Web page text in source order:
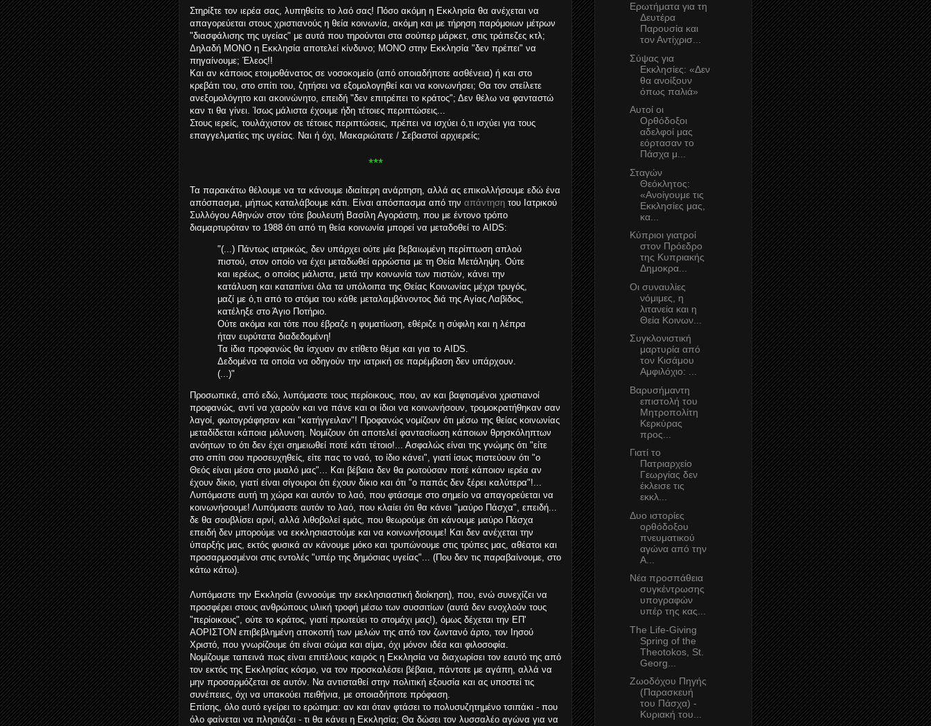
Στηρίξτε τον ιερέα σας, λυπηθείτε το λαό σας! Πόσο ακόμη η Εκκλησία θα ανέχεται να
απαγορεύεται στους χριστιανούς η θεία κοινωνία, ακόμη και με τήρηση παρόμοιων μέτρων
"διασφάλισης της υγείας" με αυτά που τηρούνται στα σούπερ μάρκετ, στις τράπεζες κτλ;
Δηλαδή ΜΟΝΟ η Εκκλησία αποτελεί κίνδυνο; ΜΟΝΟ στην Εκκλησία "δεν πρέπει" να
πηγαίνουμε; Έλεος!!
Και αν κάποιος ετοιμοθάνατος σε νοσοκομείο (από οποιαδήποτε ασθένεια) ή και στο
κρεβάτι του, στο σπίτι του, ζητήσει να εξομολογηθεί και να κοινωνήσει; Θα τον στείλετε
ανεξομολόγητο και ακοινώνητο, επειδή "δεν επιτρέπει το κράτος"; Δεν θέλω να φανταστώ
καν τι θα γίνει. Ίσως μάλιστα έχουμε ήδη τέτοιες περιπτώσεις...
Στους ιερείς, τουλάχιστον σε τέτοιες περιπτώσεις, πρέπει να ισχύει ό,τι ισχύει για τους
επαγγελματίες της υγείας. Ναι ή όχι, Μακαριώτατε / Σεβαστοί αρχιερείς;
***
Τα παρακάτω θέλουμε να τα κάνουμε ιδιαίτερη ανάρτηση, αλλά ας επικολλήσουμε εδώ ένα
απόσπασμα, μήπως καταλάβουμε κάτι. Είναι απόσπασμα από την απάντηση του Ιατρικού
Συλλόγου Αθηνών στον τότε βουλευτή Βασίλη Αγοράστη, που με έντονο τρόπο
διαμαρτυρόταν το 1988 ότι από τη θεία κοινωνία μπορεί να μεταδοθεί το AIDS:
"(...) Πάντως ιατρικώς, δεν υπάρχει ούτε μία βεβαιωμένη περίπτωση απλού
πιστού, στον οποίο να έχει μεταδωθεί αρρώστια με τη Θεία Μετάληψη. Ούτε
και ιερέως, ο οποίος μάλιστα, μετά την κοινωνία των πιστών, κάνει την
κατάλυση και καταπίνει όλα τα υπόλοιπα της Θείας Κοινωνίας μέχρι τρυγός,
μαζί με ό,τι από το στόμα του κάθε μεταλαμβάνοντος διά της Αγίας Λαβίδος,
κατέληξε στο Άγιο Ποτήριο.
Ούτε ακόμα και τότε που έβραζε η φυματίωση, εθέριζε η σύφιλη και η λέπρα
ήταν ευρύτατα διαδεδομένη!
Τα ίδια προφανώς θα ίσχυαν αν ετίθετο θέμα και για το AIDS.
Δεδομένα τα οποία να οδηγούν την ιατρική σε παρέμβαση δεν υπάρχουν.
(...)"
Προσωπικά, από εδώ, λυπόμαστε τους περίοικους, που, αν και βαφτισμένοι χριστιανοί
προφανώς, αντί να χαρούν και να πάνε και οι ίδιοι να κοινωνήσουν, τρομοκρατήθηκαν σαν
λαγοί, φωτογράφησαν και "κατήγγειλαν"! Προφανώς νομίζουν ότι μέσω της θείας κοινωνίας
μεταδίδεται κάποια μόλυνση. Νομίζουν ότι αποτελεί φαντασίωση κάποιων θρησκόληπτων
ανόητων το ότι δεν έχει σημειωθεί ποτέ κάτι τέτοιο!... Ασφαλώς είναι της γνώμης ότι "είτε
στο σπίτι σου προσευχηθείς, είτε πας το ναό, το ίδιο κάνει", γιατί ίσως πιστεύουν ότι "ο
Θεός είναι μέσα στο μυαλό μας"... Και βέβαια δεν θα ρωτούσαν ποτέ κάποιον ιερέα αν
έχουν δίκιο, γιατί είναι σίγουροι ότι έχουν δίκιο και ότι "ο παπάς δεν ξέρει καλύτερα"!...
Λυπόμαστε αυτή τη χώρα και αυτόν το λαό, που φτάσαμε στο σημείο να απαγορεύεται να
κοινωνήσουμε! Λυπόμαστε αυτόν το λαό, που κλαίει ότι θα κάνει "μαύρο Πάσχα", επειδή...
δε θα σουβλίσει αρνί, αλλά λιθοβολεί εμάς, που θεωρούμε ότι κάνουμε μαύρο Πάσχα
επειδή δεν μπορούμε να εκκλησιαστούμε και να κοινωνήσουμε! Και δεν ανέχεται την
ύπαρξής μας, εκτός φυσικά αν κάνουμε μόκο και τρυπώνουμε στις τρύπες μας, αθέατοι και
προσαρμοσμένοι στις εντολές "υπέρ της δημόσιας υγείας"... (Που δεν τις παραβαίνουμε, στο
κάτω κάτω).
Λυπόμαστε την Εκκλησία (εννοούμε την εκκλησιαστική διοίκηση), που, ενώ συνεχίζει να
προσφέρει στους ανθρώπους υλική τροφή μέσω των συσσιτίων (αυτά δεν ενοχλούν τους
"περίοικους", ούτε το κράτος, γιατί πρωτεύει το στομάχι μας!), όμως δέχεται την ΕΠ'
ΑΟΡΙΣΤΟΝ επιβεβλημένη αποκοπή των μελών της από τον ζωντανό άρτο, τον Ιησού
Χριστό, που γνωρίζουμε ότι είναι σώμα και αίμα, όχι μόνον ιδέα και φιλοσοφία.
Νομίζουμε ταπεινά πως είναι επιτέλους καιρός η Εκκλησία να διαχωρίσει τον εαυτό της από
τον εκτός της Εκκλησίας κόσμο, να τον προσκαλέσει βέβαια, πάντοτε με αγάπη, αλλά να
μην προσαρμόζεται σε αυτόν. Να αντισταθεί στην πολιτική εξουσία και ας υποστεί τις
συνέπειες, όχι να υπακούει πειθήνια, με οποιαδήποτε πρόφαση.
Επίσης, όλο αυτό εγείρει το ερώτημα: αν και όταν φτάσει το πολυσυζητημένο τσιπάκι - που
όλο φαίνεται να πλησιάζει - τι θα κάνει η Εκκλησία; Θα δώσει τον λυσσαλέο αγώνα για να
Ερωτήματα για τη
Δευτέρα
Παρουσία και
τον Αντίχρισ...
Σύψας για
Εκκλησίες: «Δεν
θα ανοίξουν
όπως παλιά»
Αυτοί οι
Ορθόδοξοι
αδελφοί μας
εόρτασαν το
Πάσχα μ...
Σταγών
Θεόκλητος:
«Ανοίγουμε τις
Εκκλησίες μας,
κα...
Κύπριοι γιατροί
στον Πρόεδρο
της Κυπριακής
Δημοκρα...
Οι συναυλίες
νόμιμες, η
λιτανεία και η
Θεία Κοινων...
Συγκλονιστική
μαρτυρία από
τον Κισάμου
Αμφιλόχιο: ...
Βαρυσήμαντη
επιστολή του
Μητροπολίτη
Κερκύρας
προς...
Γιατί το
Πατριαρχείο
Γεωργίας δεν
έκλεισε τις
εκκλ...
Δυο ιστορίες
ορθόδοξου
πνευματικού
αγώνα από την
Α...
Νέα προσπάθεια
συγκέντρωσης
υπογραφών
υπέρ της κας...
The Life-Giving
Spring of the
Theotokos, St.
Georg...
Ζωοδόχου Πηγής
(Παρασκευή
του Πάσχα) -
Κυριακή του...